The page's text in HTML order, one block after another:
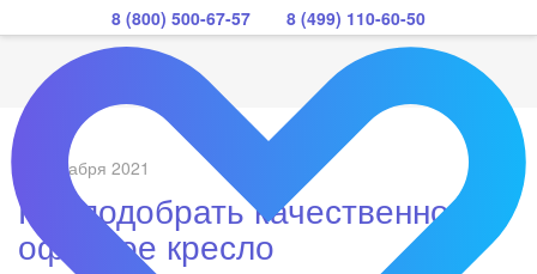
8 (800) 500-67-57 8 (499) 110-60-50
07 декабря 2021
Как подобрать качественное
офисное кресло